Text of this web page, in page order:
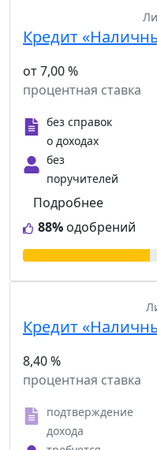
Кредит
от 7,00 %
процентная ставка
без справок
о доходах
без
поручителей
88% одобрений
Подробнее
Кредит
8,40 %
процентная ставка
подтверждение
дохода